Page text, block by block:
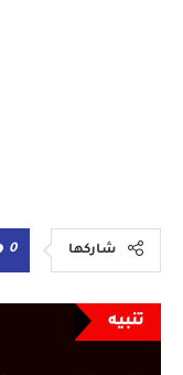
شاركها 0
تنبيه